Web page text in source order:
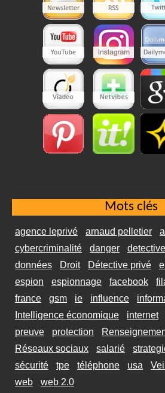
Mots clés
agence leprivé arnaud pelletier
cybercriminalité
danger detective
données
Droit Détective privé
espion
espionnage facebook
france
gsm ie influence
Intelligence économique
internet
preuve
protection
Réseaux sociaux
salarié
sécurité
tpe téléphone usa
web
web 2.0